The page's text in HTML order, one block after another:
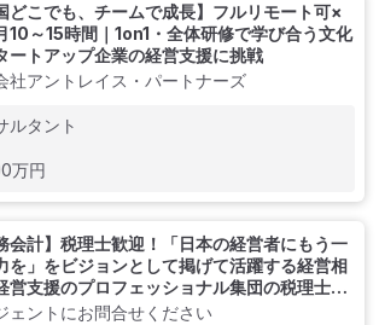
どこでも、チームで成長】フルリモート可×
10～15時間｜1on1・全体研修で学び合う文化
ートアップ企業の経営支援に挑戦
社アントレイス・パートナーズ
ルタント
万円
会計】税理士歓迎！「日本の経営者にもう一
を」をビジョンとして掲げて活躍する経営相
営支援のプロフェッショナル集団の税理士法
ェントにお問合せください